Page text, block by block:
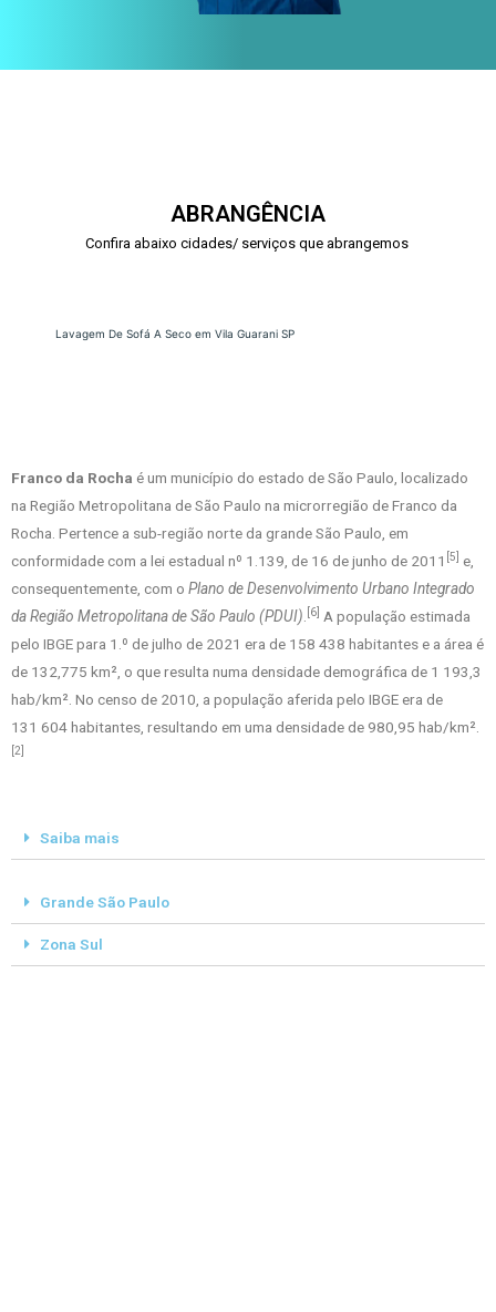
ABRANGÊNCIA
Confira abaixo cidades/ serviços que abrangemos
Lavagem De Sofá A Seco em Vila Guarani SP
Franco da Rocha é um município do estado de São Paulo, localizado
na Região Metropolitana de São Paulo na microrregião de Franco da
Rocha. Pertence a sub-região norte da grande São Paulo, em
conformidade com a lei estadual nº 1.139, de 16 de junho de 2011 [5] e,
consequentemente, com o Plano de Desenvolvimento Urbano Integrado
da Região Metropolitana de São Paulo (PDUI). [6] A população estimada
pelo IBGE para 1.º de julho de 2021 era de 158 438 habitantes e a área é
de 132,775 km², o que resulta numa densidade demográfica de 1 193,3
hab/km². No censo de 2010, a população aferida pelo IBGE era de
131 604 habitantes, resultando em uma densidade de 980,95 hab/km².
[2]
Saiba mais
Grande São Paulo
Zona Sul